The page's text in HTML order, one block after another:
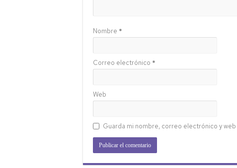
Nombre *
Correo electrónico *
Web
Guarda mi nombre, correo electrónico y